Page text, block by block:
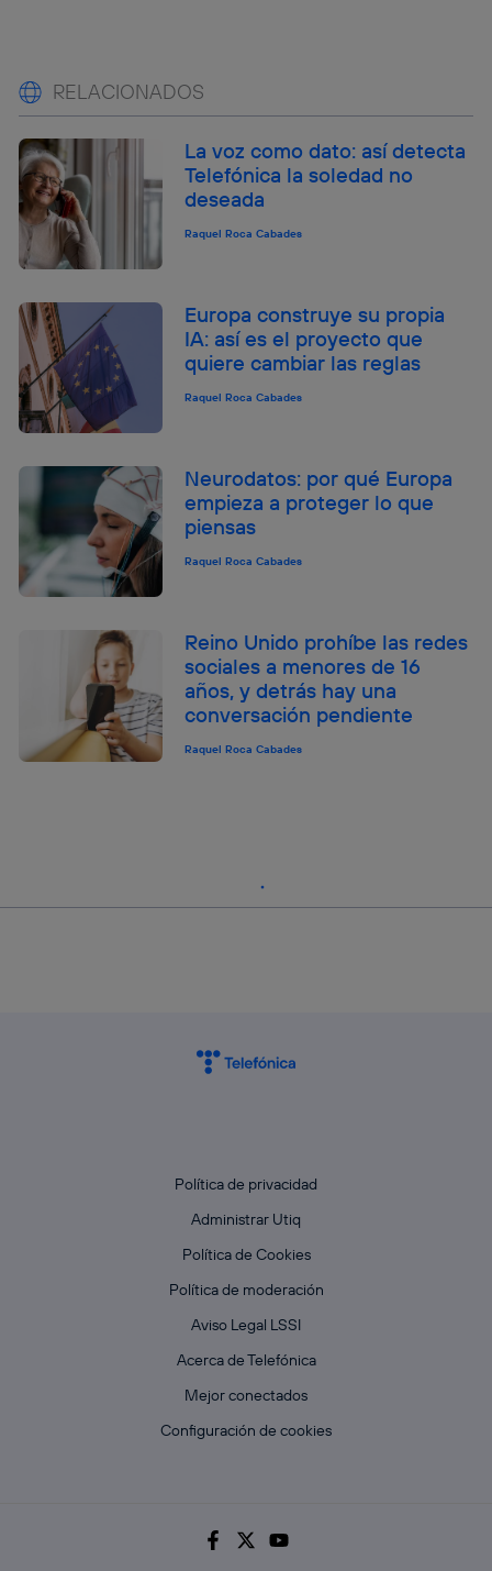
RELACIONADOS
La voz como dato: así detecta
Telefónica la soledad no
deseada
Raquel Roca Cabades
Europa construye su propia
IA: así es el proyecto que
quiere cambiar las reglas
Raquel Roca Cabades
Neurodatos: por qué Europa
empieza a proteger lo que
piensas
Raquel Roca Cabades
Reino Unido prohíbe las redes
sociales a menores de 16
años, y detrás hay una
conversación pendiente
Raquel Roca Cabades
Política de privacidad
Administrar Utiq
Política de Cookies
Política de moderación
Aviso Legal LSSI
Acerca de Telefónica
Mejor conectados
Configuración de cookies